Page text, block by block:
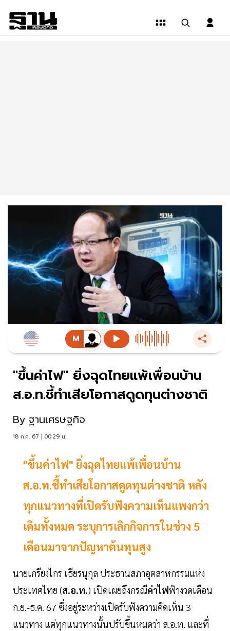
"ขึ้นค่าไฟ" ยิ่งฉุดไทยแพ้เพื่อนบ้าน
ส.อ.ท.ชี้ทำเสียโอกาสดูดทุนต่างชาติ
By ฐานเศรษฐกิจ
18 ก.ค. 67 | 00:29 น.
"ขึ้นค่าไฟ" ยิ่งฉุดไทยแพ้เพื่อนบ้าน
ส.อ.ท.ชี้ทำเสียโอกาสดูดทุนต่างชาติ หลัง
ทุกแนวทางที่เปิดรับฟังความเห็นแพงกว่า
เดิมทั้งหมด ระบุการเลิกกิจการในช่วง 5
เดือนมาจากปัญหาต้นทุนสูง
นายเกรียงไกร เธียรนุกุล ประธานสภาอุตสาหกรรมแห่ง
ประเทศไทย (ส.อ.ท.) เปิดเผยถึงกรณีค่าไฟฟ้างวดเดือน
ก.ย.-ธ.ค. 67 ซึ่งอยู่ระหว่างเปิดรับฟังความคิดเห็น 3
แนวทาง แต่ทุกแนวทางนั้นปรับขึ้นหมดว่า ส.อ.ท. และที่